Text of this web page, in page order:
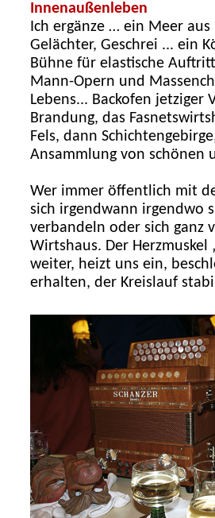
Innenaußenleben
Ich ergänze … ein Meer
Gelächter, Geschrei ... ein
Bühne für elastische
Mann-Opern und
Lebens... Backofen jetziger
Brandung, das
Fels, dann
Ansammlung von schönen
Wer immer öffentlich mit
sich irgendwann irgendwo
verbandeln oder sich ganz
Wirtshaus. Der
weiter, heizt uns ein,
erhalten, der Kreislauf